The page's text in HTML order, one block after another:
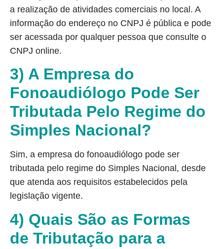
a realização de atividades comerciais no local. A
informação do endereço no CNPJ é pública e pode
ser acessada por qualquer pessoa que consulte o
CNPJ online.
3) A Empresa do
Fonoaudiólogo Pode Ser
Tributada Pelo Regime do
Simples Nacional?
Sim, a empresa do fonoaudiólogo pode ser
tributada pelo regime do Simples Nacional, desde
que atenda aos requisitos estabelecidos pela
legislação vigente.
4) Quais São as Formas
de Tributação para a